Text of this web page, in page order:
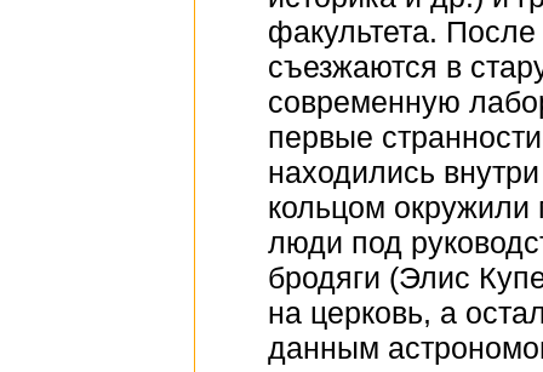
факультета.
съезжаются в
современную
первые
находились
кольцом
люди под
бродяги (Элис
на церковь, а
данным